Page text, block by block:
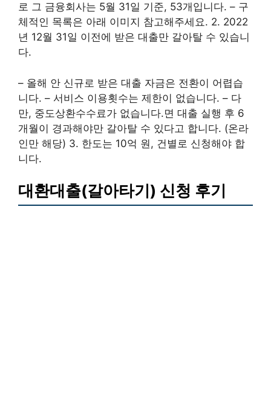
로 그 금융회사는 5월 31일 기준, 53개입니다. – 구
체적인 목록은 아래 이미지 참고해주세요. 2. 2022
년 12월 31일 이전에 받은 대출만 갈아탈 수 있습니
다.
– 올해 안 신규로 받은 대출 자금은 전환이 어렵습
니다. – 서비스 이용횟수는 제한이 없습니다. – 다
만, 중도상환수수료가 없습니다.면 대출 실행 후 6
개월이 경과해야만 갈아탈 수 있다고 합니다. (온라
인만 해당) 3. 한도는 10억 원, 건별로 신청해야 합
니다.
대환대출(갈아타기) 신청 후기